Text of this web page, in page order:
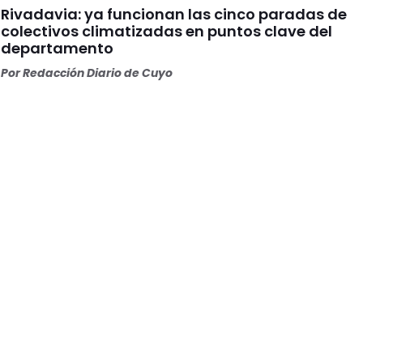
Rivadavia: ya funcionan las cinco paradas de
colectivos climatizadas en puntos clave del
departamento
PorRedacción Diario de Cuyo